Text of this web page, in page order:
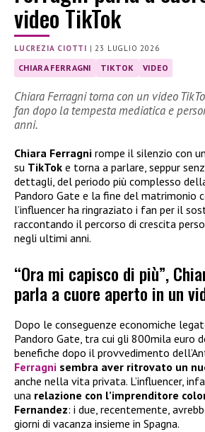
video TikTok
LUCREZIA CIOTTI |23 LUGLIO 2026
CHIARA FERRAGNI TIKTOK VIDEO
Chiara Ferragni torna con un video
fan dopo la tempesta mediatica e
anni.
Chiara Ferragni rompe il silenzio con un
su TikTok e torna a parlare, seppur
dettagli, del periodo più complesso
Pandoro Gate e la fine del matrimonio
l’influencer ha ringraziato i fan per il
raccontando il percorso di crescita
negli ultimi anni.
“Ora mi capisco di più”,
parla a cuore aperto in un
Dopo le conseguenze economiche
Pandoro Gate, tra cui gli 800mila euro
benefiche dopo il provvedimento
Ferragni sembra aver ritrovato un
anche nella vita privata. L’influencer,
una relazione con l’imprenditore
Fernandez: i due, recentemente,
giorni di vacanza insieme in Spagna.